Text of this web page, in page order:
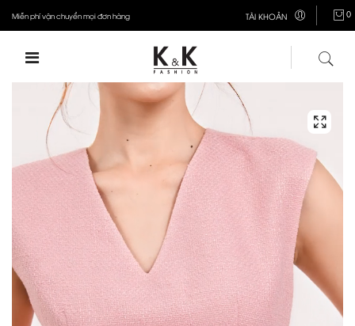
Miễn phí vận chuyển mọi đơn hàng TÀI KHOẢN 0